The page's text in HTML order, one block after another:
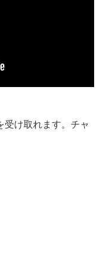
け取れます。チャ